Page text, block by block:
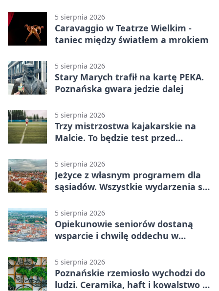
5 sierpnia 2026
Caravaggio w Teatrze Wielkim -
taniec między światłem a mrokiem
5 sierpnia 2026
Stary Marych trafił na kartę PEKA.
Poznańska gwara jedzie dalej
5 sierpnia 2026
Trzy mistrzostwa kajakarskie na
Malcie. To będzie test przed
5 sierpnia 2026
Jeżyce z własnym programem dla
sąsiadów. Wszystkie wydarzenia są
5 sierpnia 2026
Opiekunowie seniorów dostaną
wsparcie i chwilę oddechu w
5 sierpnia 2026
Poznańskie rzemiosło wychodzi do
ludzi. Ceramika, haft i kowalstwo w